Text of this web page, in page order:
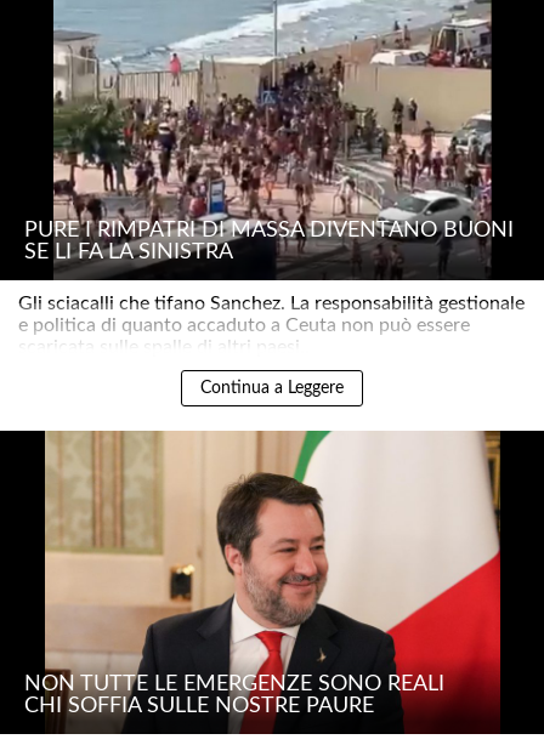
PURE I RIMPATRI DI MASSA DIVENTANO BUONI
SE LI FA LA SINISTRA
Gli sciacalli che tifano Sanchez. La responsabilità gestionale
e politica di quanto accaduto a Ceuta non può essere
scaricata sulle spalle di altri paesi..
Continua a Leggere
NON TUTTE LE EMERGENZE SONO REALI
CHI SOFFIA SULLE NOSTRE PAURE